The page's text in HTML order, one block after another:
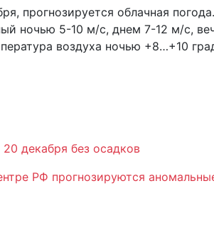
прогнозируется облачная
ночью 5-10 м/с, днем 7-12 м/с,
воздуха ночью +8…+10
декабря без осадков
РФ прогнозируются